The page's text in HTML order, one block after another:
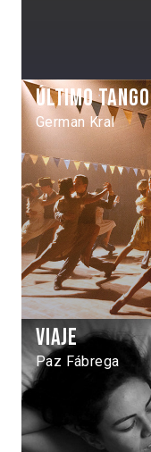
Último Tango
German Kral
Viaje
Paz Fábrega